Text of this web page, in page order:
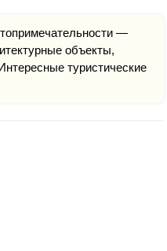
—
объекты,
туристические